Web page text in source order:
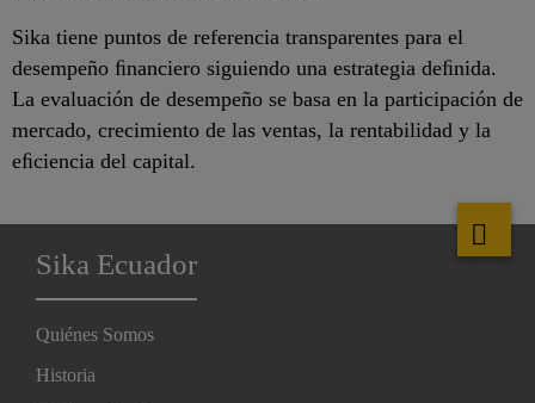
Sika tiene puntos de referencia transparentes para el
desempeño ﬁnanciero siguiendo una estrategia deﬁnida.
La evaluación de desempeño se basa en la participación de
mercado, crecimiento de las ventas, la rentabilidad y la
eﬁciencia del capital.
Sika Ecuador
Quiénes Somos
Historia